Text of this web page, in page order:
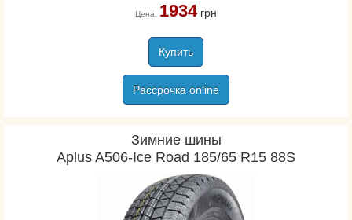
Цена: 1934грн
Купить
Рассрочка online
Зимние шины
Aplus A506-Ice Road 185/65 R15 88S